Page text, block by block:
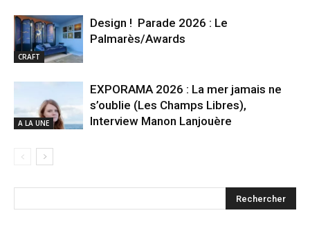
CRAFT
Design ! Parade 2026 : Le
Palmarès/Awards
A LA UNE
EXPORAMA 2026 : La mer jamais ne
s’oublie (Les Champs Libres),
Interview Manon Lanjouère